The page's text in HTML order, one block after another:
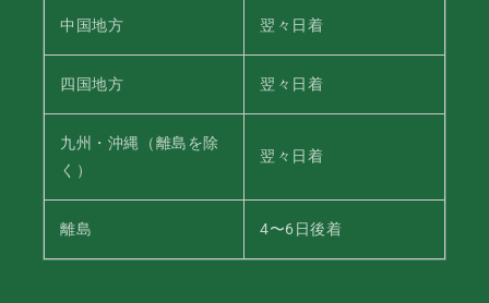
中国地方 翌々日着
四国地方 翌々日着
九州・沖縄（離島を除
く）
翌々日着
離島 4〜6日後着